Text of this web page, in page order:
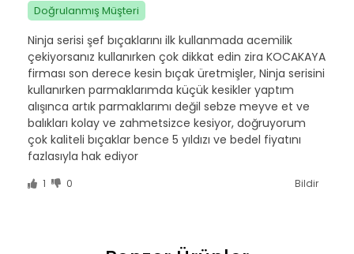
Doğrulanmış Müşteri
Ninja serisi şef bıçaklarını ilk kullanmada acemilik
çekiyorsanız kullanırken çok dikkat edin zira KOCAKAYA
firması son derece kesin bıçak üretmişler, Ninja serisini
kullanırken parmaklarımda küçük kesikler yaptım
alışınca artık parmaklarımı değil sebze meyve et ve
balıkları kolay ve zahmetsizce kesiyor, doğruyorum
çok kaliteli bıçaklar bence 5 yıldızı ve bedel fiyatını
fazlasıyla hak ediyor
1 0 Bildir